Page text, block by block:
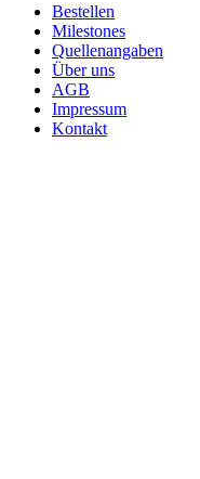
Bestellen
Milestones
Quellenangaben
Über uns
AGB
Impressum
Kontakt